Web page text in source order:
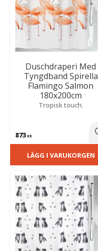
Duschdraperi Med
Tyngdband Spirella
Flamingo Salmon
180x200cm
Tropisk touch.
873 KR
LÄGG I VARUKORGEN